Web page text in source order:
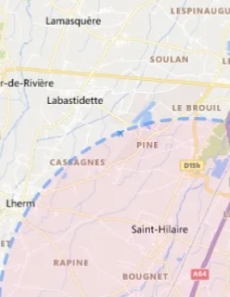
Facebook Instagram